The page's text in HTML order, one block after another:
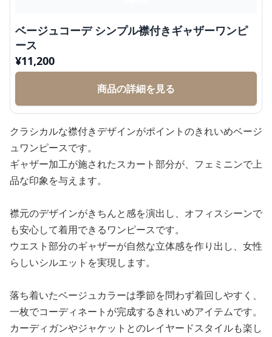
ベージュコーデ シンプル襟付きギャザーワンピ
ース
¥11,200
商品の詳細を見る
クラシカルな襟付きデザインがポイントのきれいめベージ
ュワンピースです。
ギャザー加工が施されたスカート部分が、フェミニンで上
品な印象を与えます。
襟元のデザインがきちんと感を演出し、オフィスシーンで
も安心して着用できるワンピースです。
ウエスト部分のギャザーが自然な立体感を作り出し、女性
らしいシルエットを実現します。
落ち着いたベージュカラーは季節を問わず着回しやすく、
一枚でコーディネートが完成するきれいめアイテムです。
カーディガンやジャケットとのレイヤードスタイルも楽し